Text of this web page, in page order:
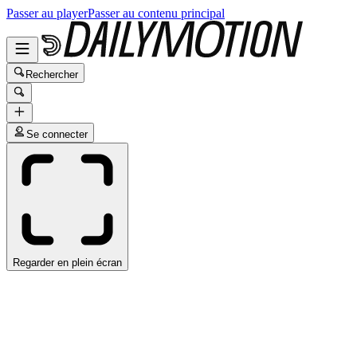
Passer au playerPasser au contenu principal
Rechercher
Se connecter
Regarder en plein écran